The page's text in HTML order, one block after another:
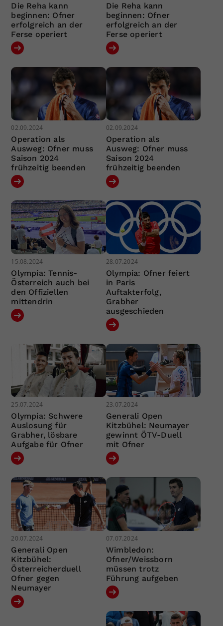
Die Reha kann
beginnen: Ofner
erfolgreich an der
Ferse operiert
Die Reha kann
beginnen: Ofner
erfolgreich an der
Ferse operiert
02.09.2024
Operation als
Ausweg: Ofner muss
Saison 2024
frühzeitig beenden
02.09.2024
Operation als
Ausweg: Ofner muss
Saison 2024
frühzeitig beenden
15.08.2024
Olympia: Tennis-
Österreich auch bei
den Offiziellen
mittendrin
28.07.2024
Olympia: Ofner feiert
in Paris
Auftakterfolg,
Grabher
ausgeschieden
25.07.2024
Olympia: Schwere
Auslosung für
Grabher, lösbare
Aufgabe für Ofner
23.07.2024
Generali Open
Kitzbühel: Neumayer
gewinnt ÖTV-Duell
mit Ofner
20.07.2024
Generali Open
Kitzbühel:
Österreicherduell
Ofner gegen
Neumayer
07.07.2024
Wimbledon:
Ofner/Weissborn
müssen trotz
Führung aufgeben